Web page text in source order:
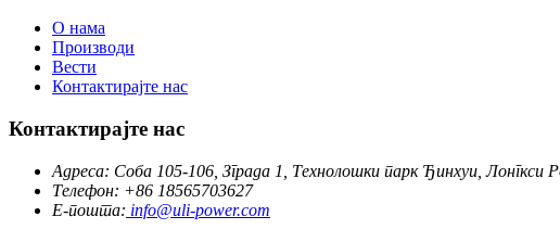
О нама
Производи
Вести
Контактирајте нас
Контактирајте нас
Адреса: Соба 105-106, Зграда 1, Технолошки парк Ђинхуи, Лонгкси
Телефон: +86 18565703627
Е-пошта: info@uli-power.com